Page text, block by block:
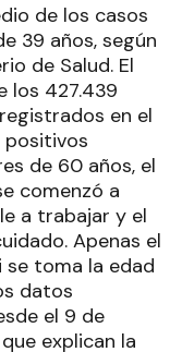
de los casos
39 años, según
de Salud. El
los 427.439
en el
positivos
de 60 años, el
comenzó a
a trabajar y el
Apenas el
se toma la edad
datos
el 9 de
explican la